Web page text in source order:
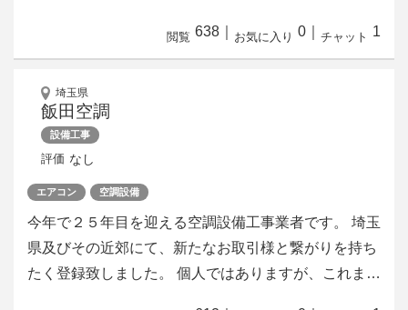
閲覧 638 お気に入り 0 チャット 1
埼玉県
飯田空調
設備工事
評価 なし
エアコン 空調設備
今年で２５年目を迎える空調設備工事業者です。 埼玉
県及びその近郊にて、新たなお取引様と繋がりを持ち
たく登録致しました。 個人ではありますが、これま…